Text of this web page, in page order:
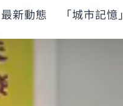
最新動態 「城市記憶」